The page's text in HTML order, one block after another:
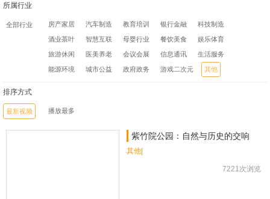
所属行业
全部行业 房产家居 汽车制造 教育培训 银行金融 科技制造
酒业茶叶 智慧互联 母婴行业 餐饮美食 娱乐体育
旅游休闲 医美养老 会议会展 信息通讯 生活服务
能源环境 城市公益 政府政务 游戏二次元 其他
排序方式
最新视频 播放最多
紫竹院公园：自然与历史的交响
其他|
7221次浏览